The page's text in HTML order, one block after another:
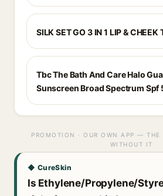
SILK SET GO 3 IN 1 LIP & CHEEK
Tbc The Bath And Care Halo
Sunscreen Broad Spectrum Spf
PROMOTION · OUR OWN APP — THE
WITHOUT IT
◆ CureSkin
Is Ethylene/Propylene/